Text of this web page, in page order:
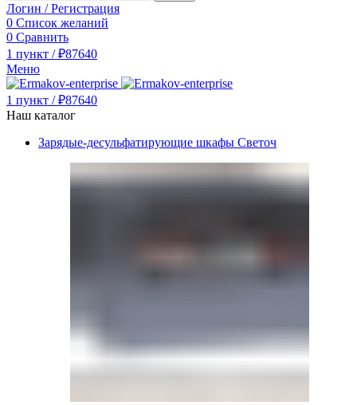
Логин / Регистрация
0 Список желаний
0 Сравнить
1 пункт / ₽87640
Меню
1 пункт / ₽87640
Наш каталог
Зарядые-десульфатирующие шкафы Светоч